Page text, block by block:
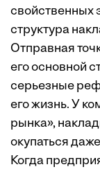
свойственных
структура
Отправная
его основной
серьезные
его жизнь. У
рынка»,
окупаться
Когда